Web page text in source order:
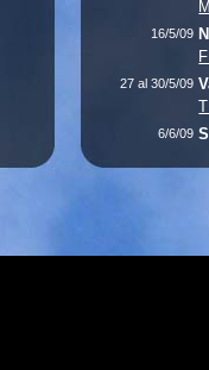
16/5/09
27 al 30/5/09
6/6/09
7/7/09